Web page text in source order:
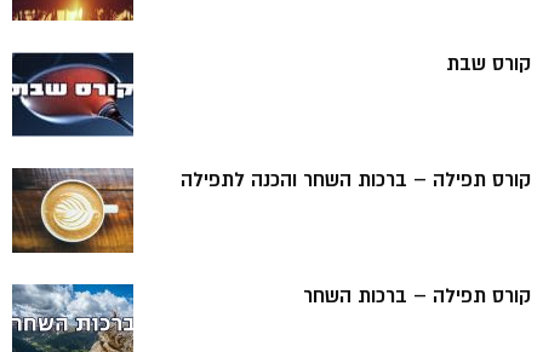
קורס שבת
קורס תפילה – ברכות השחר והכנה לתפילה
קורס תפילה – ברכות השחר